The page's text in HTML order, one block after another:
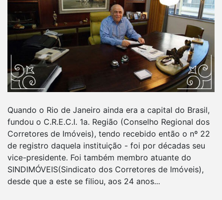
Quando o Rio de Janeiro ainda era a capital do Brasil,
fundou o C.R.E.C.I. 1a. Região (Conselho Regional dos
Corretores de Imóveis), tendo recebido então o nº 22
de registro daquela instituição - foi por décadas seu
vice-presidente. Foi também membro atuante do
SINDIMÓVEIS(Sindicato dos Corretores de Imóveis),
desde que a este se filiou, aos 24 anos...